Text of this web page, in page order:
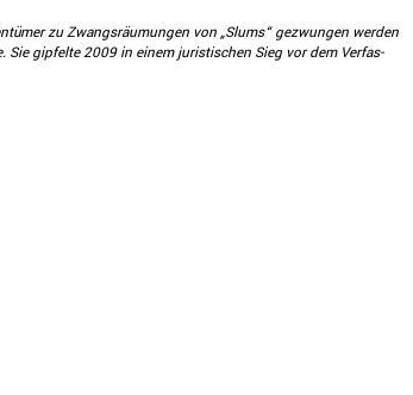
zu Zwangs­räu­mungen von „Slums“ gezwungen werden
gipfelte 2009 in einem juris­ti­schen Sieg vor dem Verfas­